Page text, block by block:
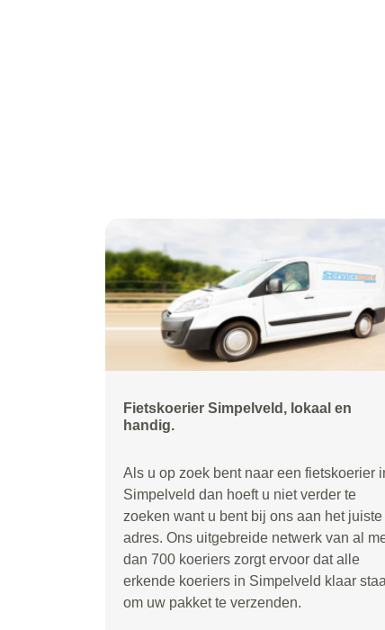
Fietskoerier Simpelveld, lokaal en
handig.
Als u op zoek bent naar een fietskoerier
Simpelveld dan hoeft u niet verder te
zoeken want u bent bij ons aan het juiste
adres. Ons uitgebreide netwerk van al
dan 700 koeriers zorgt ervoor dat alle
erkende koeriers in Simpelveld klaar
om uw pakket te verzenden.